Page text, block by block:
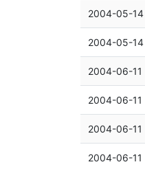
2004-05-14
2004-05-14
2004-06-11
2004-06-11
2004-06-11
2004-06-11